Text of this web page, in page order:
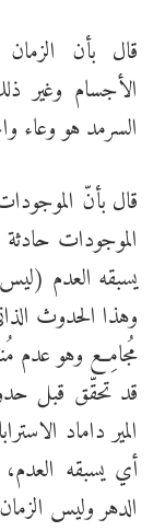
قال بأن الزمان
الأجسام وغير
السرمد هو وعاء
قال بأنّ
الموجودات
يسبقه العدم
وهذا الحدوث
مُجامِع وهو عدم
قد تحقّق قبل
المير داماد
أي يسبقه
الدهر وليس